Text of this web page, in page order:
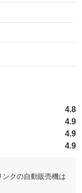
4.8
4.9
4.9
4.9
クの自動販売機は